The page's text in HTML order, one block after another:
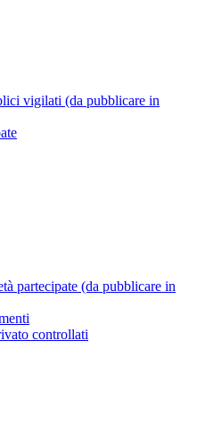
vigilati (da pubblicare in
partecipate (da pubblicare in
controllati